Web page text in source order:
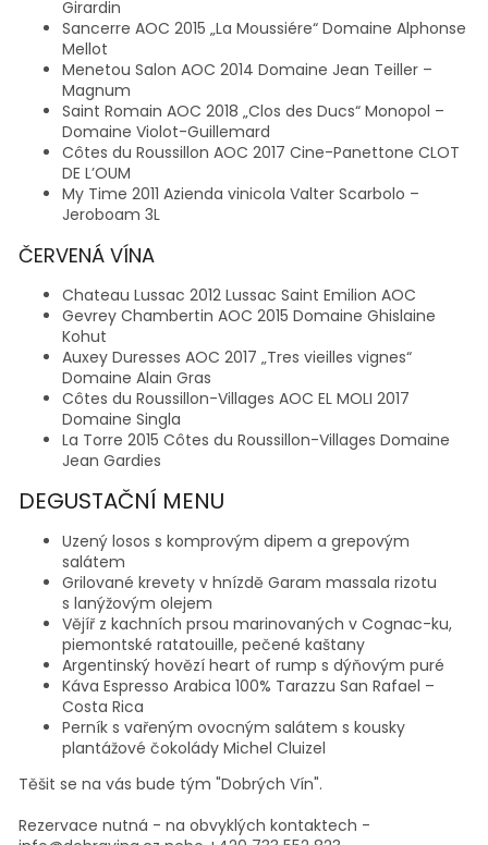
Girardin
Sancerre AOC 2015 „La Moussiére“ Domaine Alphonse
Mellot
Menetou Salon AOC 2014 Domaine Jean Teiller –
Magnum
Saint Romain AOC 2018 „Clos des Ducs“ Monopol –
Domaine Violot-Guillemard
Côtes du Roussillon AOC 2017 Cine-Panettone CLOT
DE L’OUM
My Time 2011 Azienda vinicola Valter Scarbolo –
Jeroboam 3L
ČERVENÁ VÍNA
Chateau Lussac 2012 Lussac Saint Emilion AOC
Gevrey Chambertin AOC 2015 Domaine Ghislaine
Kohut
Auxey Duresses AOC 2017 „Tres vieilles vignes“
Domaine Alain Gras
Côtes du Roussillon-Villages AOC EL MOLI 2017
Domaine Singla
La Torre 2015 Côtes du Roussillon-Villages Domaine
Jean Gardies
DEGUSTAČNÍ MENU
Uzený losos s komprovým dipem a grepovým
salátem
Grilované krevety v hnízdě Garam massala rizotu
s lanýžovým olejem
Vějíř z kachních prsou marinovaných v Cognac-ku,
piemontské ratatouille, pečené kaštany
Argentinský hovězí heart of rump s dýňovým puré
Káva Espresso Arabica 100% Tarazzu San Rafael –
Costa Rica
Perník s vařeným ovocným salátem s kousky
plantážové čokolády Michel Cluizel
Těšit se na vás bude tým "Dobrých Vín".
Rezervace nutná - na obvyklých kontaktech -